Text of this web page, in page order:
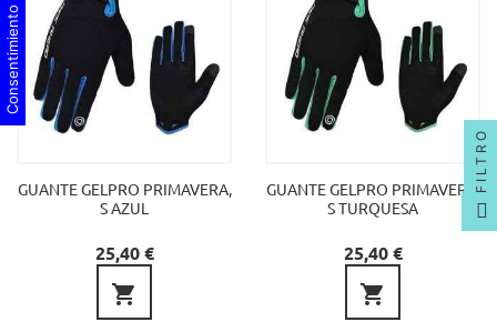
GUANTE GELPRO PRIMAVERA,
S AZUL
Precio
25,40 €

GUANTE GELPRO PRIMAVERA,
S TURQUESA
Precio
25,40 €

FILTRO